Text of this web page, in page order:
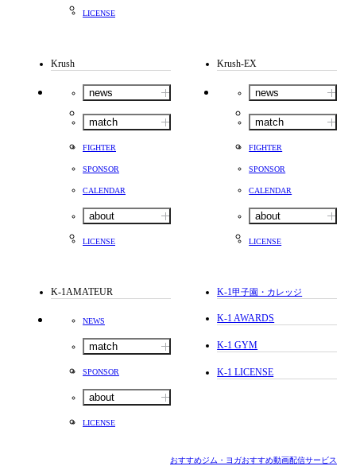
LICENSE
Krush
news
match
FIGHTER
SPONSOR
CALENDAR
about
LICENSE
Krush-EX
news
match
FIGHTER
SPONSOR
CALENDAR
about
LICENSE
K-1AMATEUR
NEWS
match
SPONSOR
about
LICENSE
K-1甲子園・カレッジ
K-1 AWARDS
K-1 GYM
K-1 LICENSE
おすすめジム・ヨガおすすめ動画配信サービス